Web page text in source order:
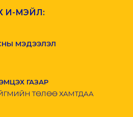
И-МЭЙЛ:
МЭДЭЭЛЭЛ
ГАЗАР
ТӨЛӨӨ ХАМТДАА